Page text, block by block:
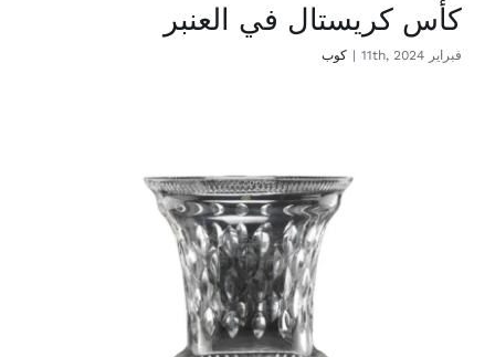
كأس كريستال في العنبر
فبراير 11th, 2024 | كوب